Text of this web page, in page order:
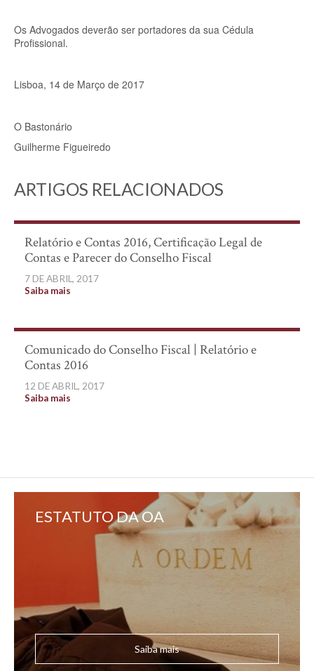
Os Advogados deverão ser portadores da sua Cédula
Profissional.
Lisboa, 14 de Março de 2017
O Bastonário
Guilherme Figueiredo
ARTIGOS RELACIONADOS
Relatório e Contas 2016, Certificação Legal de
Contas e Parecer do Conselho Fiscal
7 DE ABRIL, 2017
Saiba mais
Comunicado do Conselho Fiscal | Relatório e
Contas 2016
12 DE ABRIL, 2017
Saiba mais
ESTATUTO DA OA
Saiba mais